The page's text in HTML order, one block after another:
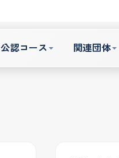
公認コース 関連団体